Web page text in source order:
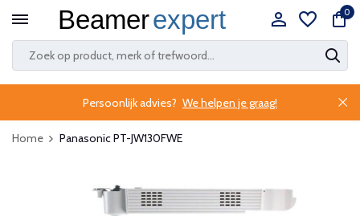
0
Persoonlijk advies? We helpen je graag!
Home Panasonic PT-JW130FWE